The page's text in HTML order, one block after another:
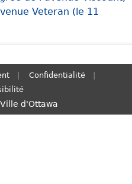
Veteran (le 11
Confidentialité
d'Ottawa